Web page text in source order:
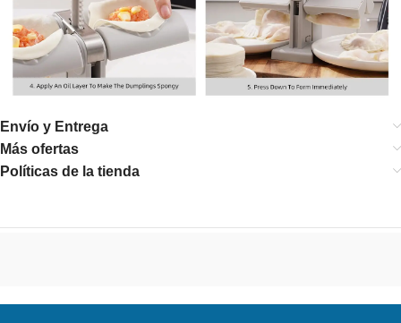
Envío y Entrega
Más ofertas
Políticas de la tienda